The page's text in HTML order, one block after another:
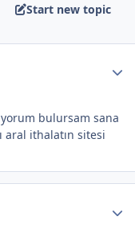
Start new topic
bulursam sana
aral ithalatın sitesi